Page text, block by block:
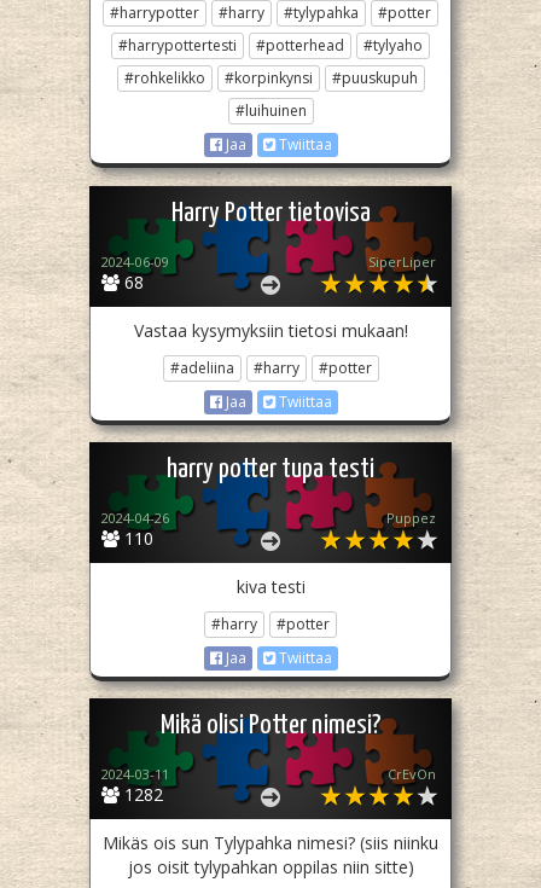
#harrypotter #harry #tylypahka
#potter
#harrypottertesti
#potterhead
#tylyaho
#rohkelikko
#korpinkynsi
#puuskupuh
#luihuinen
Jaa
Twiittaa
Harry Potter tietovisa
68
2024-06-09 SiperLiper
Vastaa kysymyksiin tietosi mukaan!
#adeliina #harry
#potter
Jaa
Twiittaa
harry potter tupa testi
110
2024-04-26 Puppez
kiva testi
#harry
#potter
Jaa
Twiittaa
Mikä olisi Potter nimesi?
1282
2024-03-11 CrEvOn
Mikäs ois sun Tylypahka nimesi? (siis niinku
jos oisit tylypahkan oppilas niin sitte)